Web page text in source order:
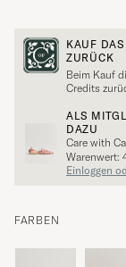
KAUF
ZURÜCK
Beim Kauf
Credits
ALS
DAZU
Care with
Warenwert:
Einloggen
FARBEN